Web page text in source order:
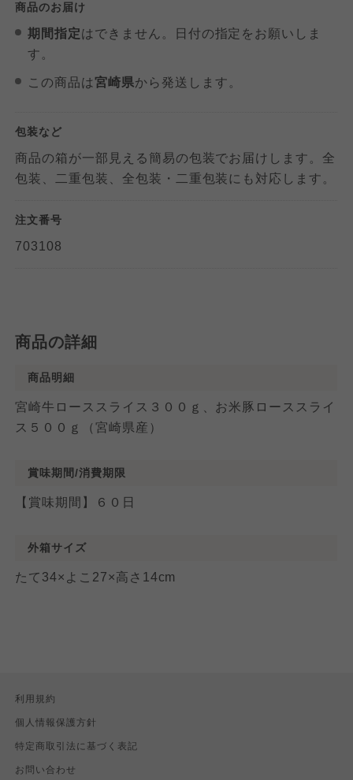
商品のお届け
期間指定はできません。日付の指定をお願いしま
す。
この商品は宮崎県から発送します。
包装など
商品の箱が一部見える簡易の包装でお届けします。全
包装、二重包装、全包装・二重包装にも対応します。
注文番号
703108
商品の詳細
商品明細
宮崎牛ローススライス３００ｇ、お米豚ローススライ
ス５００ｇ（宮崎県産）
賞味期間/消費期限
【賞味期間】６０日
外箱サイズ
たて34×よこ27×高さ14cm
利用規約
個人情報保護方針
特定商取引法に基づく表記
お問い合わせ